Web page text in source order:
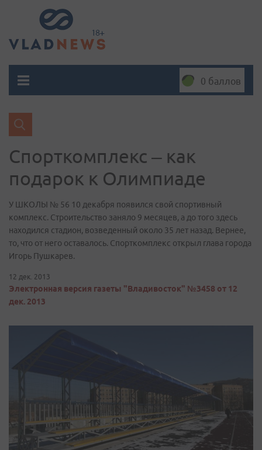
0 баллов
Спорткомплекс – как
подарок к Олимпиаде
У ШКОЛЫ № 56 10 декабря появился свой спортивный
комплекс. Строительство заняло 9 месяцев, а до того здесь
находился стадион, возведенный около 35 лет назад. Вернее,
то, что от него оставалось. Спорткомплекс открыл глава города
Игорь Пушкарев.
12 дек. 2013
Электронная версия газеты "Владивосток" №3458 от 12
дек. 2013